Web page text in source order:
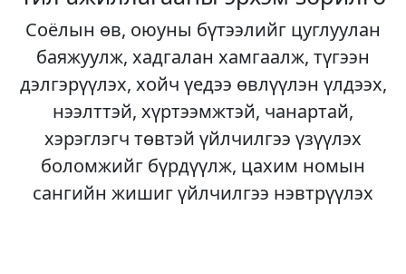
Соёлын өв, оюуны бүтээлийг цуглуулан
баяжуулж, хадгалан хамгаалж, түгээн
дэлгэрүүлэх, хойч үедээ өвлүүлэн үлдээх,
нээлттэй, хүртээмжтэй, чанартай,
хэрэглэгч төвтэй үйлчилгээ үзүүлэх
боломжийг бүрдүүлж, цахим номын
сангийн жишиг үйлчилгээ нэвтрүүлэх